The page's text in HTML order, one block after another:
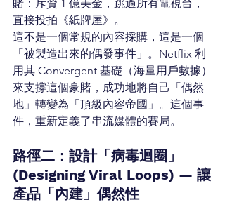
賭：斥資 1 億美金，跳過所有電視台，
直接投拍《紙牌屋》。
這不是一個常規的內容採購，這是一個
「被製造出來的偶發事件」。Netflix 利
用其 Convergent 基礎（海量用戶數據）
來支撐這個豪賭，成功地將自己「偶然
地」轉變為「頂級內容帝國」。這個事
件，重新定義了串流媒體的賽局。
路徑二：設計「病毒迴圈」
(Designing Viral Loops) — 讓
產品「內建」偶然性